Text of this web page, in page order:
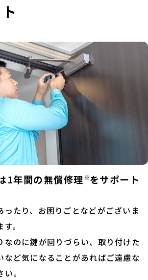
1年間の無償修理 ※をサポート
ったり、お困りごとなどがございま
。
なのに鍵が回りづらい、取り付けた
など気になることがあればご遠慮な
。